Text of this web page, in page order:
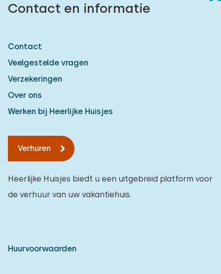
Contact en informatie
Contact
Veelgestelde vragen
Verzekeringen
Over ons
Werken bij Heerlijke Huisjes
Verhuren
Heerlijke Huisjes biedt u een uitgebreid platform voor
de verhuur van uw vakantiehuis.
Huurvoorwaarden